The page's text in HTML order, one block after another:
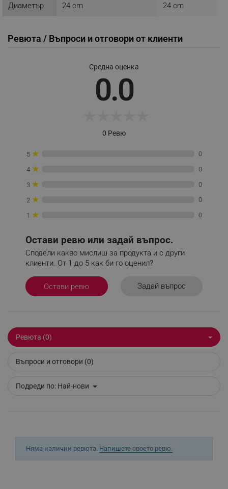
Диаметър 24 cm 24 cm
Ревюта / Въпроси и отговори от клиенти
Средна оценка
0.0
0 Ревю
5 ★ 0
4 ★ 0
3 ★ 0
2 ★ 0
1 ★ 0
Остави ревю или задай въпрос.
Сподели какво мислиш за продукта и с други
клиенти. От 1 до 5 как би го оценил?
Остави ревю Задай въпрос
Ревюта (0)
Въпроси и отговори (0)
Подреди по: Най-нови
Няма налични ревюта. Напишете своето ревю.
.alleop.bg
segmentifyExtension